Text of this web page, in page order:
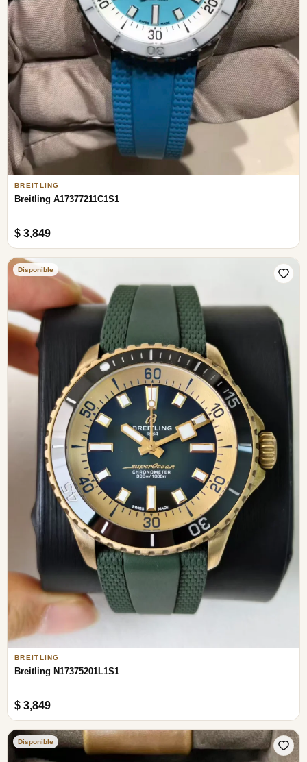
BREITLING
Breitling A17377211C1S1
$ 3,849
Disponible
BREITLING
Breitling N17375201L1S1
$ 3,849
Disponible